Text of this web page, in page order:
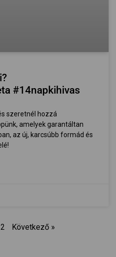
#14napkihivas
szeretnél hozzá
amelyek garantáltan
az új, karcsúbb formád és
2 Következő »